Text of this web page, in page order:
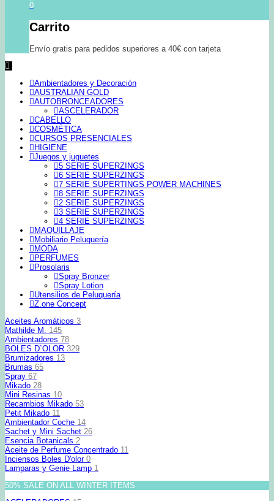
0
Carrito
Envío gratis para pedidos superiores a 40€ con tarjeta
Ambientadores y Decoración
AUSTRALIAN GOLD
AUTOBRONCEADORES
ASCELERADOR
CABELLO
COSMÉTICA
CURSOS PRESENCIALES
HIGIENE
Juegos y juguetes
5 SERIE SUPERZINGS
6 SERIE SUPERZINGS
7 SERIE SUPERTINGS POWER MACHINES
8 SERIE SUPERZINGS
2 SERIE SUPERZINGS
3 SERIE SUPERZINGS
4 SERIE SUPERZINGS
MAQUILLAJE
Mobiliario Peluquería
MODA
PERFUMES
Prosolaris
Spray Bronzer
Spray Lotion
Utensilios de Peluquería
Z.one Concept
Aceites Aromáticos 3
Mathilde M. 145
Ambientadores 78
BOLES D`OLOR 329
Brumizadores 13
Brumas 65
Spray 67
Mikado 28
Mini Resinas 10
Recambios Mikado 53
Petit Mikado 11
Ambientador Coche 14
Sachet y Mini Sachet 26
Esencia Botanicals 2
Aceite de Perfume Concentrado 11
Inciensos Boles D'olor 0
Lamparas y Genie Lamp 1
50% SALE ON ALL WINTER ITEMS